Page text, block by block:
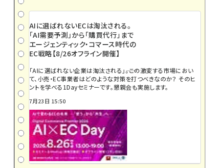
AIに選ばれないECは淘汰される。
「AI需要予測」から「購買代行」まで
エージェンティック・コマース時代の
EC戦略【8/26オフライン開催】
「AIに選ばれない企業は淘汰される」――。この激変する市場におい
て、小売・EC事業者はどのような対策を打つべきなのか？ そのヒ
ントを学べる1Dayセミナーです。懇親会も実施します。
7月23日 15:50